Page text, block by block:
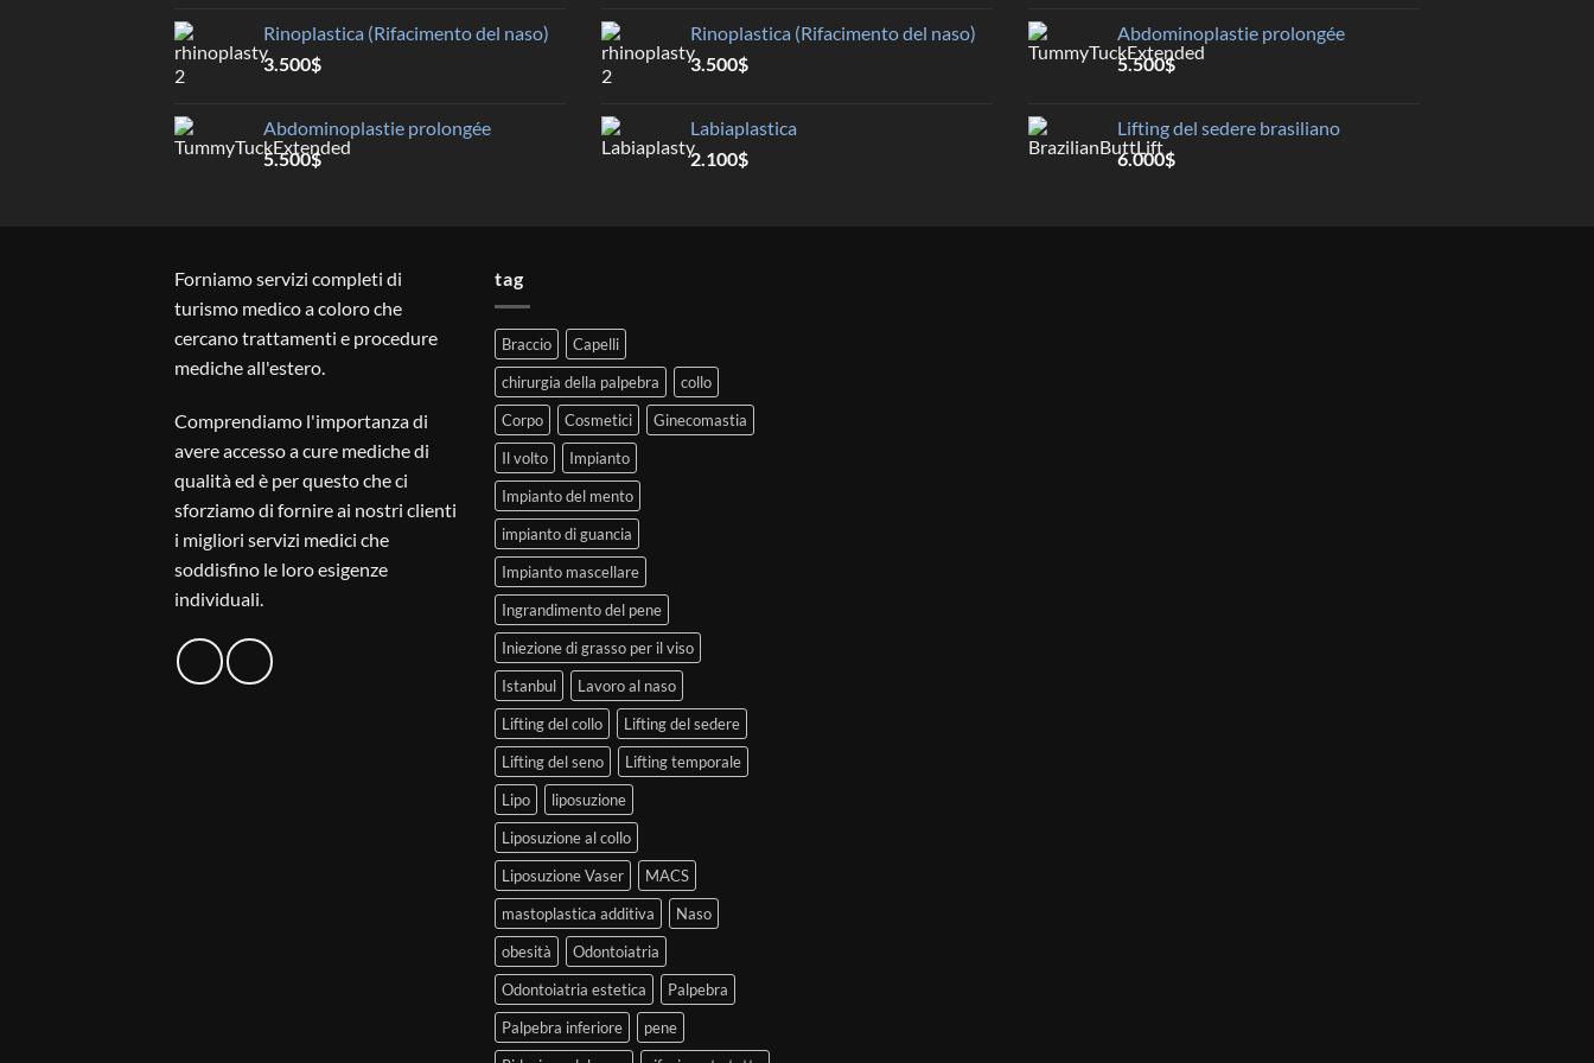
Rinoplastica (Rifacimento del naso)
3.500$
Abdominoplastie prolongée
5.500$
Rinoplastica (Rifacimento del naso)
3.500$
Labiaplastica
2.100$
Abdominoplastie prolongée
5.500$
Lifting del sedere brasiliano
6.000$
Forniamo servizi completi di
turismo medico a coloro che
cercano trattamenti e procedure
mediche all'estero.
Comprendiamo l'importanza di
avere accesso a cure mediche di
qualità ed è per questo che ci
sforziamo di fornire ai nostri clienti
i migliori servizi medici che
soddisfino le loro esigenze
individuali.
tag
Braccio
Capelli
chirurgia della palpebra
collo
Corpo
Cosmetici
Ginecomastia
Il volto
Impianto
Impianto del mento
impianto di guancia
Impianto mascellare
Ingrandimento del pene
Iniezione di grasso per il viso
Istanbul
Lavoro al naso
Lifting del collo
Lifting del sedere
Lifting del seno
Lifting temporale
Lipo
liposuzione
Liposuzione al collo
Liposuzione Vaser
MACS
mastoplastica additiva
Naso
obesità
Odontoiatria
Odontoiatria estetica
Palpebra
Palpebra inferiore
pene